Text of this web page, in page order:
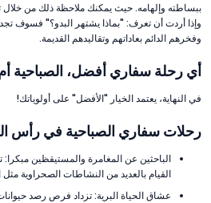
ببساطته وإلهامه. حيث يمكنك ملاحظة ذلك من
وإذا أردت أن تعرف: "بماذا يشتهر البدو؟" فسوف
وفخرهم الدائم بعاداتهم وتقاليدهم القديمة.
أي رحلة سفاري أفضل، الصباحية
في النهاية، يعتمد الخيار "الأفضل" على أولوياتك!
رحلات سفاري الصباحية في رأس
الباحثين عن المغامرة والمستيقظين
القيام بالعديد من النشاطات الصحراوية
عشاق الحياة البرية: تزداد فرص رصد